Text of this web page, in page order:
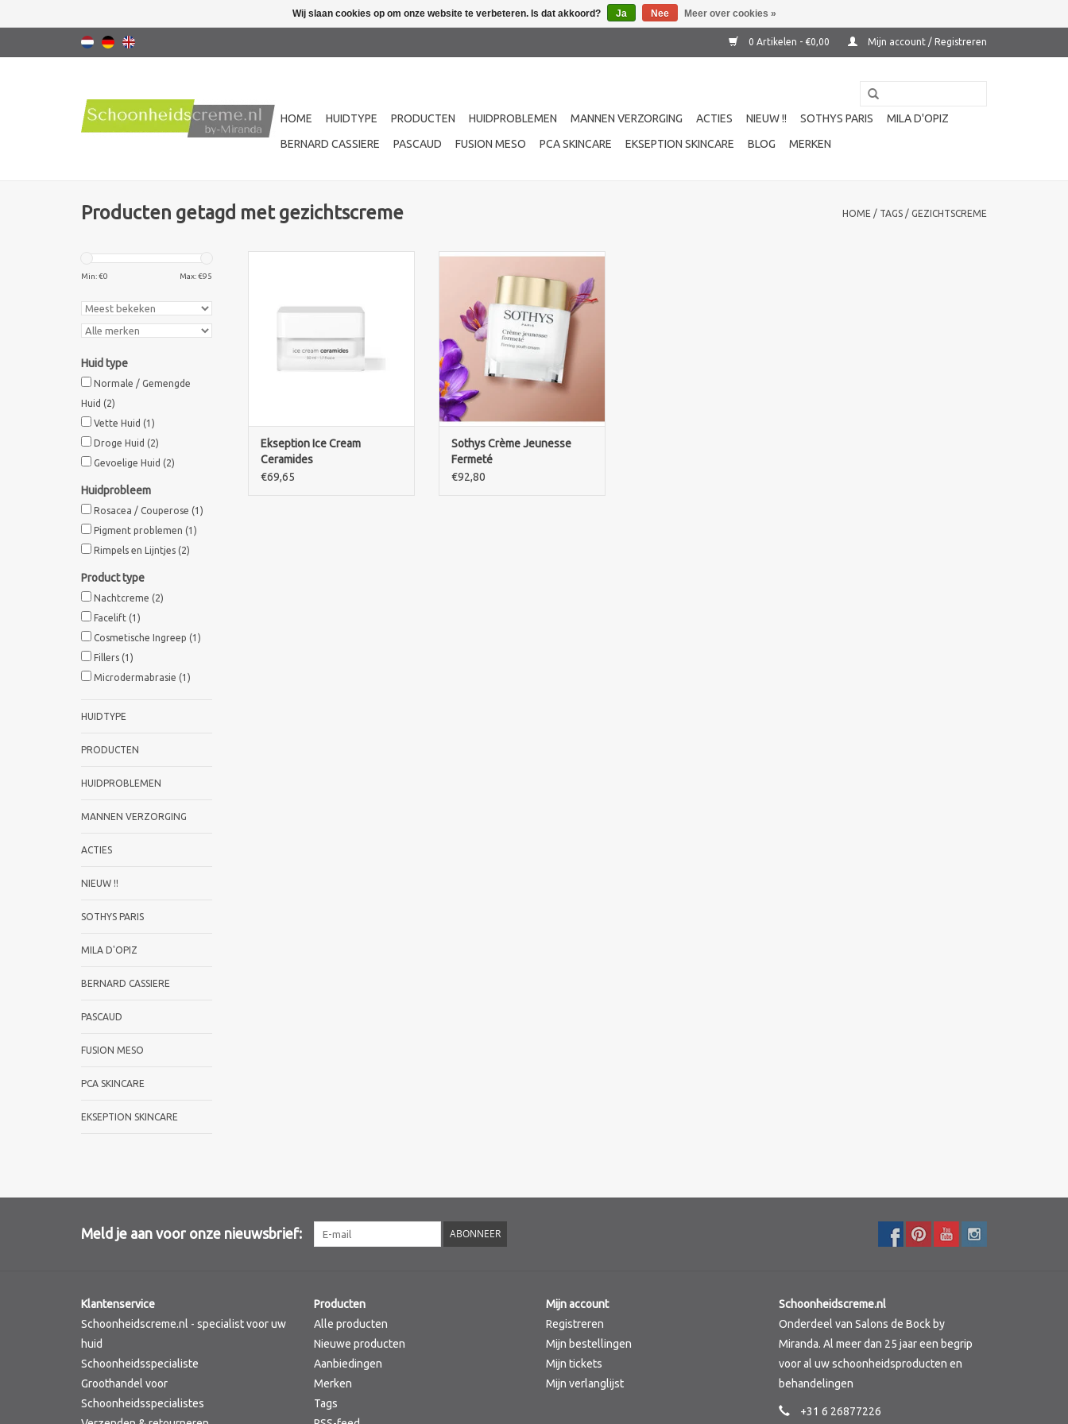
0 Artikelen - €0,00 Mijn account / Registreren
HOME HUIDTYPE PRODUCTEN HUIDPROBLEMEN MANNEN VERZORGING ACTIES NIEUW !! SOTHYS PARIS
MILA D'OPIZ
BERNARD CASSIERE
PASCAUD FUSION MESO PCA SKINCARE EKSEPTION SKINCARE BLOG MERKEN
Producten getagd met gezichtscreme HOME / TAGS / GEZICHTSCREME
Min: €0 Max: €95
Huid type
Normale / Gemengde
Huid (2)
Vette Huid (1)
Droge Huid (2)
Gevoelige Huid (2)
Huidprobleem
Rosacea / Couperose (1)
Pigment problemen (1)
Rimpels en Lijntjes (2)
Product type
Nachtcreme (2)
Facelift (1)
Cosmetische Ingreep (1)
Fillers (1)
Microdermabrasie (1)
HUIDTYPE
PRODUCTEN
HUIDPROBLEMEN
MANNEN VERZORGING
ACTIES
NIEUW !!
SOTHYS PARIS
MILA D'OPIZ
BERNARD CASSIERE
PASCAUD
FUSION MESO
PCA SKINCARE
EKSEPTION SKINCARE
langdurig. Ceramiden helpen de
beschermd te houden.
TOEVOEGEN AAN WINKELWAGEN
Ekseption Ice Cream
Ceramides
€69,65
Sothys Crème Jeunesse Fermeté
.Om rimpels zichtbaar glad te
maken en de zichtbare tekenen
van huidverslapping te beperken.
Het gezicht lijkt gelift, de
jeugdigheid is als het ware
TOEVOEGEN AAN WINKELWAGEN
Sothys Crème Jeunesse
Fermeté
€92,80
Meld je aan voor onze nieuwsbrief: ABONNEER
Klantenservice
Schoonheidscreme.nl - specialist voor uw
huid
Schoonheidsspecialiste
Groothandel voor
Schoonheidsspecialistes
Producten
Alle producten
Nieuwe producten
Aanbiedingen
Merken
Tags
Mijn account
Registreren
Mijn bestellingen
Mijn tickets
Mijn verlanglijst
Schoonheidscreme.nl
Onderdeel van Salons de Bock by
Miranda. Al meer dan 25 jaar een begrip
voor al uw schoonheidsproducten en
behandelingen
+31 6 26877226
Wij slaan cookies op om onze website te verbeteren. Is dat akkoord? Ja Nee Meer over cookies »